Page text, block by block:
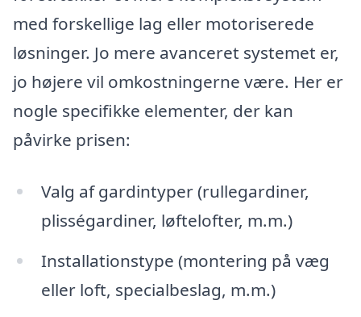
med forskellige lag eller motoriserede
løsninger. Jo mere avanceret systemet er,
jo højere vil omkostningerne være. Her er
nogle specifikke elementer, der kan
påvirke prisen:
Valg af gardintyper (rullegardiner,
plisségardiner, løftelofter, m.m.)
Installationstype (montering på væg
eller loft, specialbeslag, m.m.)